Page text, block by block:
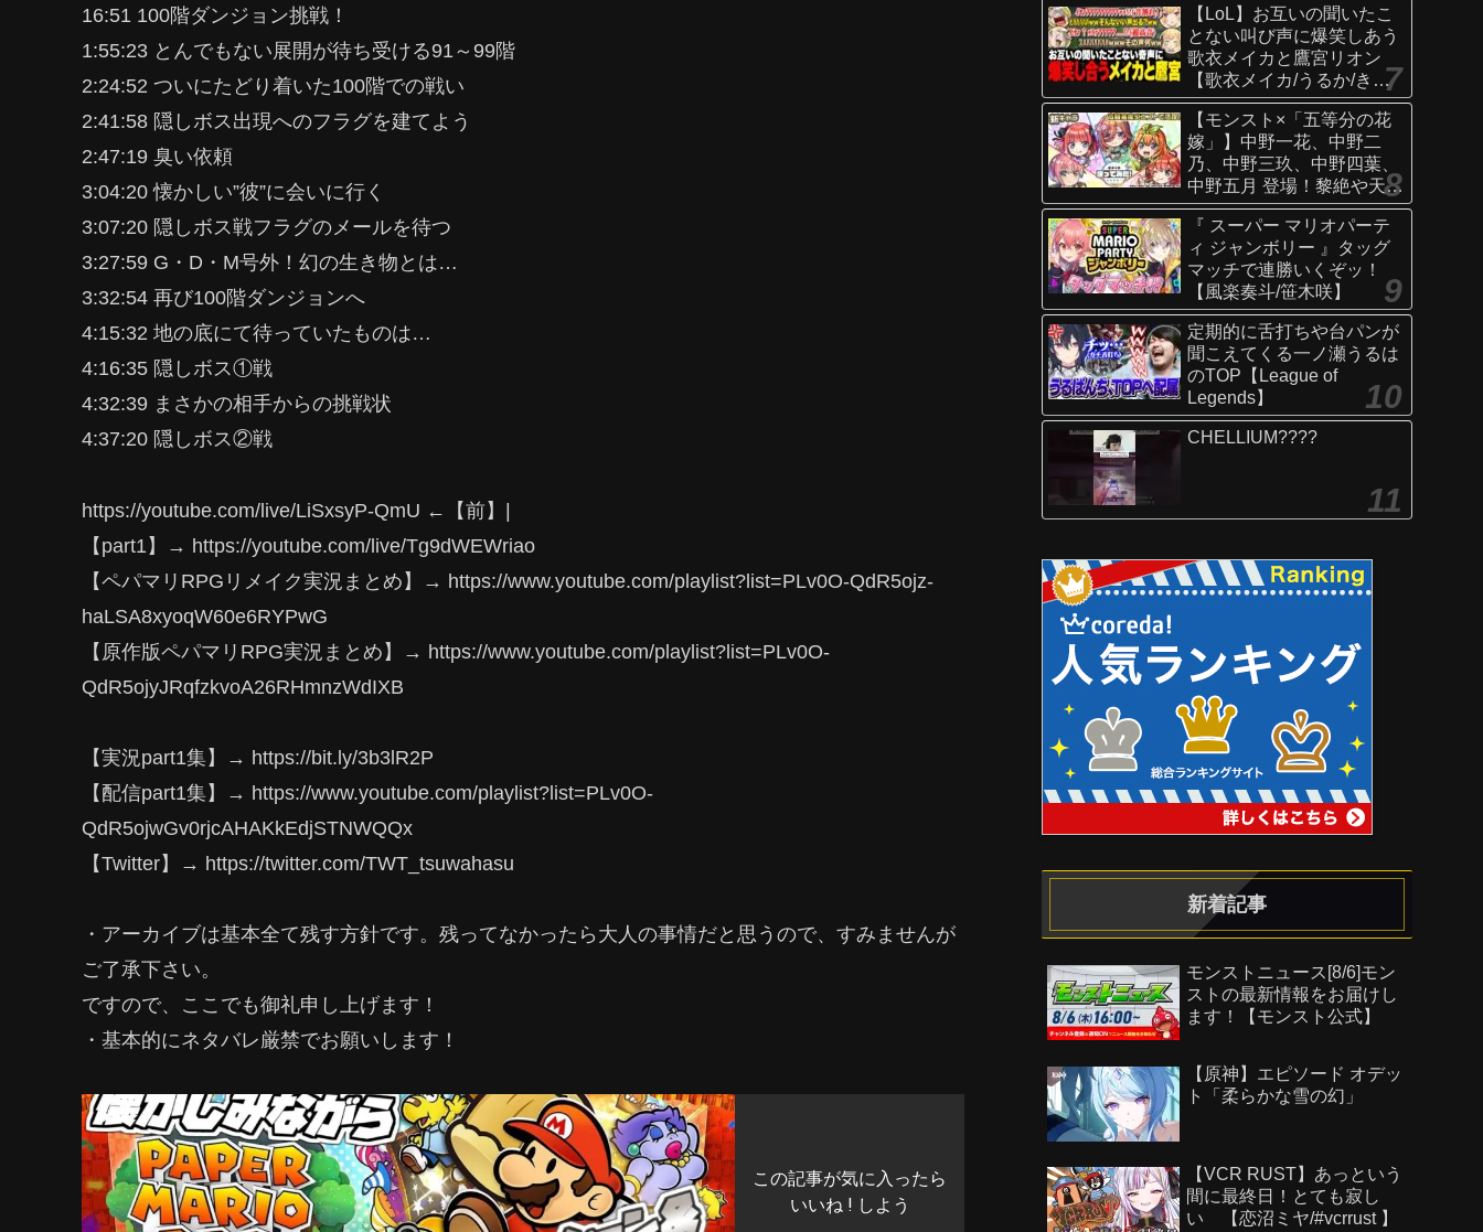
16:51 100階ダンジョン挑戦！
1:55:23 とんでもない展開が待ち受ける91～99階
2:24:52 ついにたどり着いた100階での戦い
2:41:58 隠しボス出現へのフラグを建てよう
2:47:19 臭い依頼
3:04:20 懐かしい”彼”に会いに行く
3:07:20 隠しボス戦フラグのメールを待つ
3:27:59 G・D・M号外！幻の生き物とは…
3:32:54 再び100階ダンジョンへ
4:15:32 地の底にて待っていたものは…
4:16:35 隠しボス①戦
4:32:39 まさかの相手からの挑戦状
4:37:20 隠しボス②戦
https://youtube.com/live/LiSxsyP-QmU ←【前】|
【part1】→ https://youtube.com/live/Tg9dWEWriao
【ペパマリRPGリメイク実況まとめ】→ https://www.youtube.com/playlist?list=PLv0O-QdR5ojz-
haLSA8xyoqW60e6RYPwG
【原作版ペパマリRPG実況まとめ】→ https://www.youtube.com/playlist?list=PLv0O-
QdR5ojyJRqfzkvoA26RHmnzWdIXB
【実況part1集】→ https://bit.ly/3b3lR2P
【配信part1集】→ https://www.youtube.com/playlist?list=PLv0O-
QdR5ojwGv0rjcAHAKkEdjSTNWQQx
【Twitter】→ https://twitter.com/TWT_tsuwahasu
・アーカイブは基本全て残す方針です。残ってなかったら大人の事情だと思うので、すみませんが
ご了承下さい。
ですので、ここでも御礼申し上げます！
・基本的にネタバレ厳禁でお願いします！
この記事が気に入ったら
いいね ! しよう
【LoL】お互いの聞いたこ
とない叫び声に爆笑しあう
歌衣メイカと鷹宮リオン
【歌衣メイカ/うるか/きな
こ/ありさか/鷹宮リオン】
【モンスト×「五等分の花
嫁」】中野一花、中野二
乃、中野三玖、中野四葉、
中野五月 登場！黎絶や天魔
の孤城〜空中庭園〜などで
活躍！オリジナルSSにも注
目！【新キャラ使ってみた
｜モンスト公式】
『 スーパー マリオパーテ
ィ ジャンボリー 』タッグ
マッチで連勝いくぞッ！
【風楽奏斗/笹木咲】
定期的に舌打ちや台パンが
聞こえてくる一ノ瀬うるは
のTOP【League of
Legends】
CHELLIUM????
新着記事
モンストニュース[8/6]モン
ストの最新情報をお届けし
ます！【モンスト公式】
【原神】エピソード オデッ
ト「柔らかな雪の幻」
【VCR RUST】あっという
間に最終日！とても寂し
い 【恋沼ミヤ/#vcrrust 】